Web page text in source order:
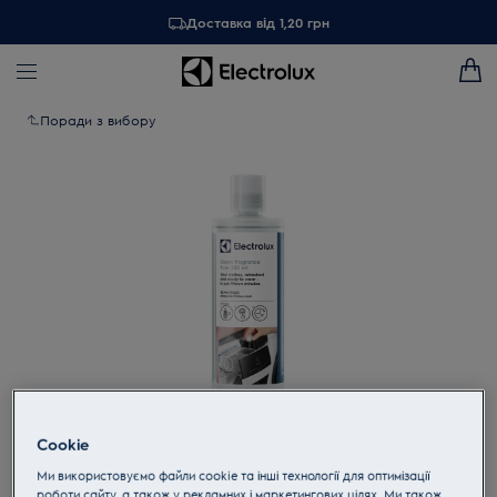
Доставка від 1,20 грн
Поради з вибору
Cookie
Ми використовуємо файли cookie та інші технології для оптимізації
роботи сайту, а також у рекламних і маркетингових цілях. Ми також